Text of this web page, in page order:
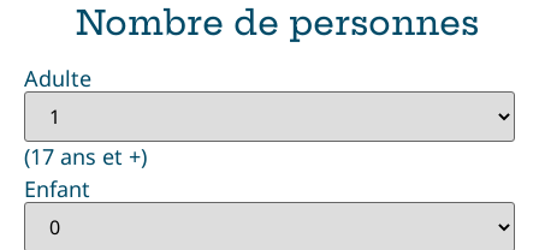
Nombre de personnes
Adulte
(17 ans et +)
Enfant